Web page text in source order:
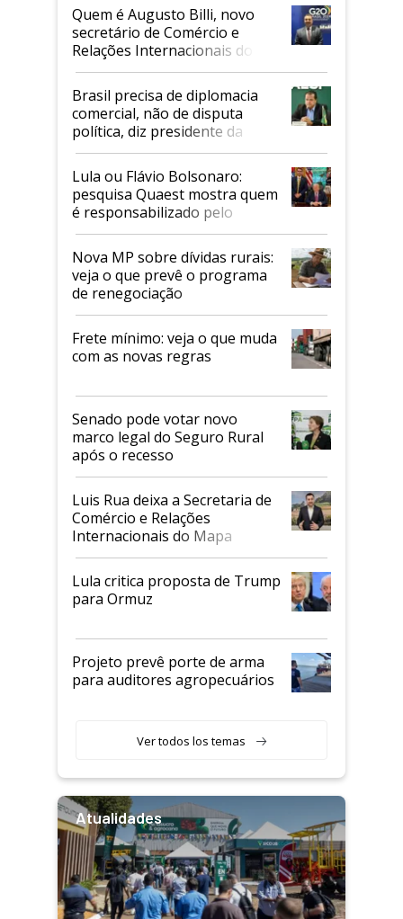
Quem é Augusto Billi, novo
secretário de Comércio e
Relações Internacionais do
Mapa
Brasil precisa de diplomacia
comercial, não de disputa
política, diz presidente da
Faesp
Lula ou Flávio Bolsonaro:
pesquisa Quaest mostra quem
é responsabilizado pelo
tarifaço dos EUA
Nova MP sobre dívidas rurais:
veja o que prevê o programa
de renegociação
Frete mínimo: veja o que muda
com as novas regras
Senado pode votar novo
marco legal do Seguro Rural
após o recesso
Luis Rua deixa a Secretaria de
Comércio e Relações
Internacionais do Mapa
Lula critica proposta de Trump
para Ormuz
Projeto prevê porte de arma
para auditores agropecuários
Ver todos los temas
Atualidades